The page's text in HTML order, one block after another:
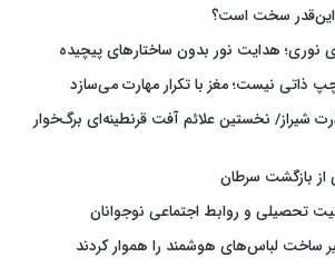
سخت است؟
نوری؛ هدایت نور بدون ساختارهای پیچیده
ذاتی نیست؛ مغز با تکرار مهارت می‌سازد
شیراز/ نخستین علائم آفت قرنطینه‌ای برگ‌خوار
از بازگشت سرطان
تحصیلی و روابط اجتماعی نوجوانان
ساخت لباس‌های هوشمند را هموار کردند